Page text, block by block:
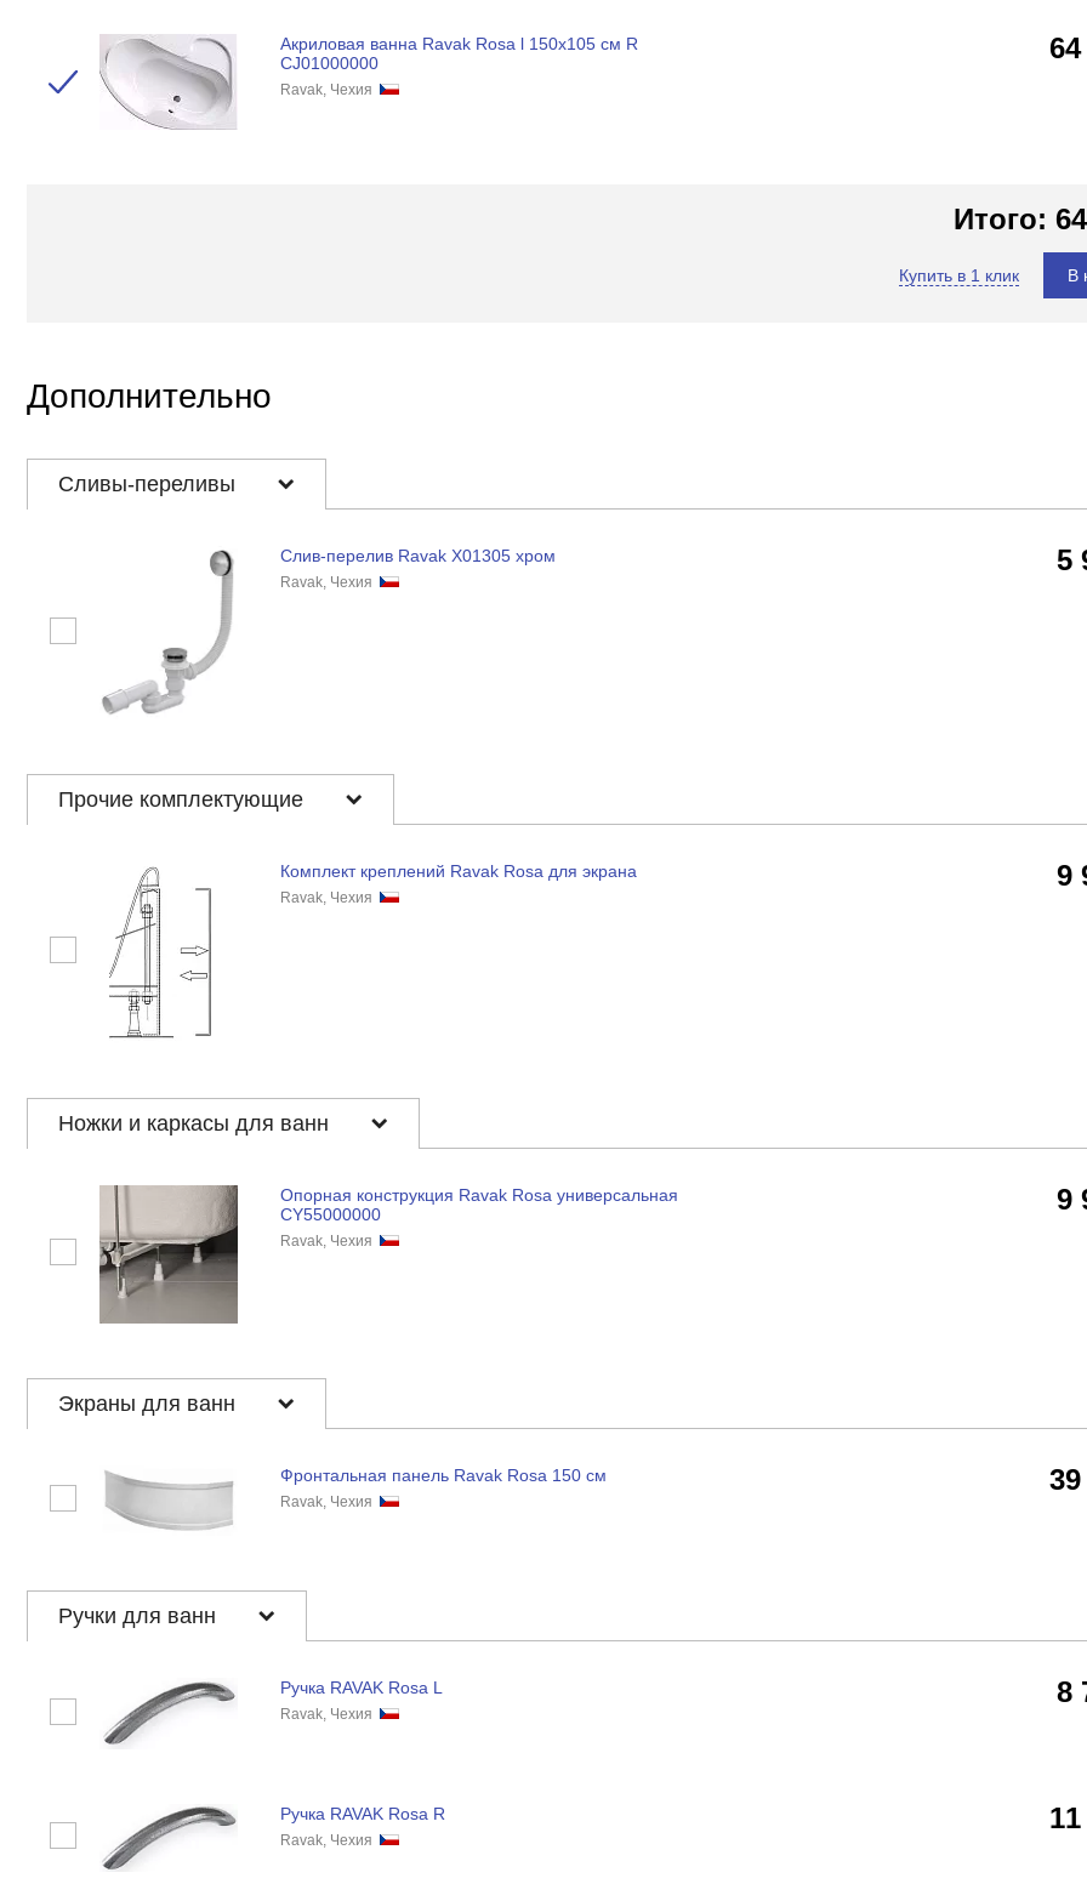
Акриловая ванна Ravak Rosa l 150x105 см R
CJ01000000
Ravak, Чехия
Итого:
Купить в 1 клик В
Дополнительно
Сливы-переливы
Слив-перелив Ravak X01305 хром
Ravak, Чехия
5
Прочие комплектующие
Комплект креплений Ravak Rosa для экрана
Ravak, Чехия
9
Ножки и каркасы для ванн
Опорная конструкция Ravak Rosa универсальная
CY55000000
Ravak, Чехия
9
Экраны для ванн
Фронтальная панель Ravak Rosa 150 см
Ravak, Чехия
Ручки для ванн
Ручка RAVAK Rosa L
Ravak, Чехия
8
Ручка RAVAK Rosa R
Ravak, Чехия